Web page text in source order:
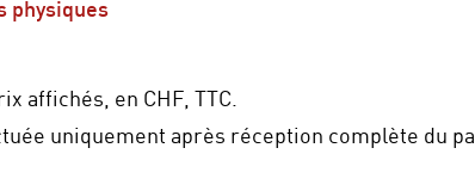
physiques
affichés, en CHF, TTC.
uniquement après réception complète du